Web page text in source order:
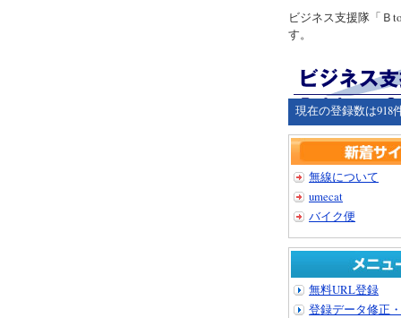
ビジネス支援隊「Ｂ
す。
現在の登録数は918
無線について
umecat
バイク便
無料URL登録
登録データ修正